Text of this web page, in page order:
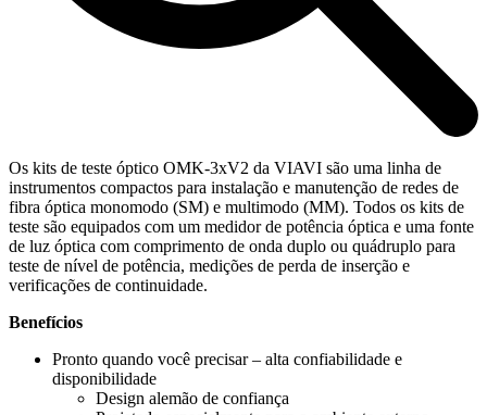
Os kits de teste óptico OMK-3xV2 da VIAVI são uma linha de
instrumentos compactos para instalação e manutenção de redes de
fibra óptica monomodo (SM) e multimodo (MM). Todos os kits de
teste são equipados com um medidor de potência óptica e uma fonte
de luz óptica com comprimento de onda duplo ou quádruplo para
teste de nível de potência, medições de perda de inserção e
verificações de continuidade.
Benefícios
Pronto quando você precisar – alta confiabilidade e
disponibilidade
Design alemão de confiança